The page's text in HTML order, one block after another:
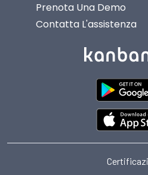
Prenota Una Demo
Contatta L'assistenza